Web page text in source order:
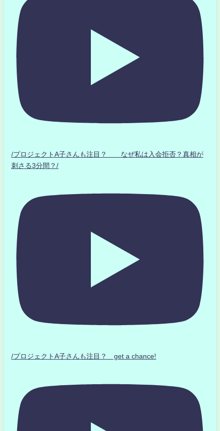
/プロジェクトA子さんも注目？ なぜ私は入会拒否？真相が
刺さる3分間？/
/プロジェクトA子さんも注目？ get a chance!